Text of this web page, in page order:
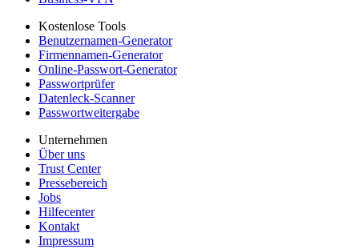
Kostenlose Tools
Benutzernamen-Generator
Firmennamen-Generator
Online-Passwort-Generator
Passwortprüfer
Datenleck-Scanner
Passwortweitergabe
Unternehmen
Über uns
Trust Center
Pressebereich
Jobs
Hilfecenter
Kontakt
Impressum